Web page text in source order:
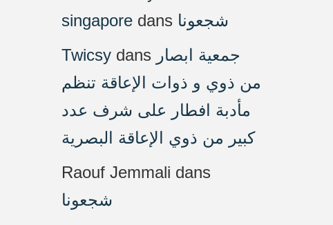
singapore dans شجعونا
Twicsy dans جمعية ابصار
من ذوي و ذوات الإعاقة تنظم
مأدبة افطار على شرف عدد
كبير من ذوي الإعاقة البصرية
Raouf Jemmali dans
شجعونا